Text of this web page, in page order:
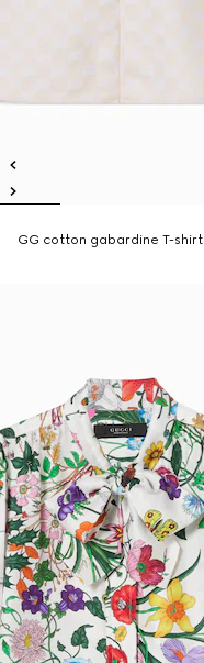
GG cotton gabardine T-shirt